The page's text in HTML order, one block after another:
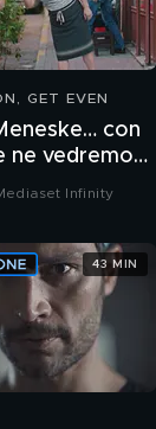
GET EVEN
con
ne vedremo
belle!Infinity
43 MIN